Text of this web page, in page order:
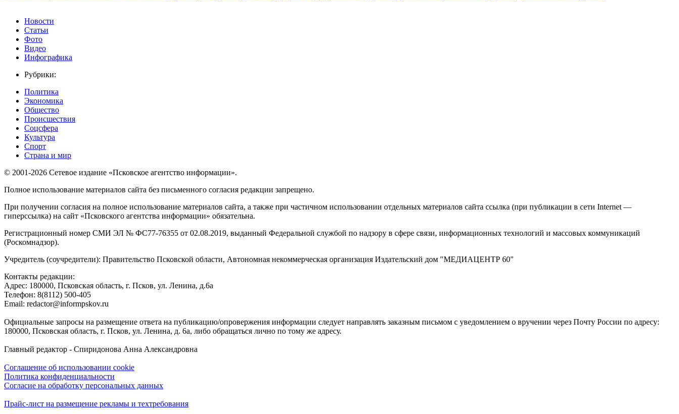
Новости
Статьи
Фото
Видео
Инфографика
Рубрики:
Политика
Экономика
Общество
Происшествия
Соцсфера
Культура
Спорт
Страна и мир
© 2001-2026 Сетевое издание «Псковское агентство информации».
Полное использование материалов сайта без письменного согласия редакции запрещено.
При получении согласия на полное использование материалов сайта, а также при частичном использовании отдельных материалов сайта ссылка (при публикации в сети Internet —
гиперссылка) на сайт «Псковского агентства информации» обязательна.
Регистрационный номер СМИ ЭЛ № ФС77-76355 от 02.08.2019, выданный Федеральной службой по надзору в сфере связи, информационных технологий и массовых коммуникаций
(Роскомнадзор).
Учредитель (соучредители): Правительство Псковской области, Автономная некоммерческая организация Издательский дом "МЕДИАЦЕНТР 60"
Контакты редакции:
Адреc: 180000, Псковская область, г. Псков, ул. Ленина, д.6а
Телефон: 8(8112) 500-405
Email: redactor@informpskov.ru
Официальные запросы на размещение ответа на публикацию/опровержения информации следует направлять заказным письмом с уведомлением о вручении через Почту России по адресу:
180000, Псковская область, г. Псков, ул. Ленина, д. 6а, либо обращаться лично по тому же адресу.
Главный редактор - Спиридонова Анна Александровна
Соглашение об использовании cookie
Политика конфиденциальности
Согласие на обработку персональных данных
Прайс-лист на размещение рекламы и техтребования